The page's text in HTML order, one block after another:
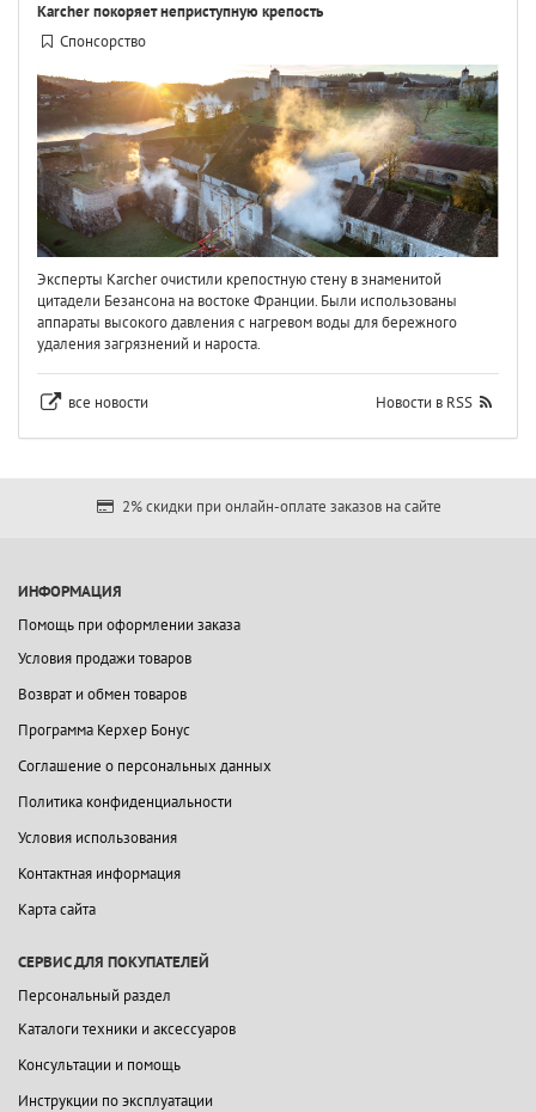
Karcher покоряет неприступную крепость
Спонсорство
Эксперты Karcher очистили крепостную стену в знаменитой
цитадели Безансона на востоке Франции. Были использованы
аппараты высокого давления с нагревом воды для бережного
удаления загрязнений и нароста.
все новости Новости в RSS
2% скидки при онлайн-оплате заказов на сайте
ИНФОРМАЦИЯ
Помощь при оформлении заказа
Условия продажи товаров
Возврат и обмен товаров
Программа Керхер Бонус
Соглашение о персональных данных
Политика конфиденциальности
Условия использования
Контактная информация
Карта сайта
СЕРВИС ДЛЯ ПОКУПАТЕЛЕЙ
Персональный раздел
Каталоги техники и аксессуаров
Консультации и помощь
Инструкции по эксплуатации